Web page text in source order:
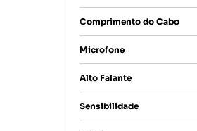
Comprimento do Cabo
Microfone
Alto Falante
Sensibilidade